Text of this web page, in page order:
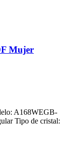
Mujer
A168WEGB-
Tipo de cristal: